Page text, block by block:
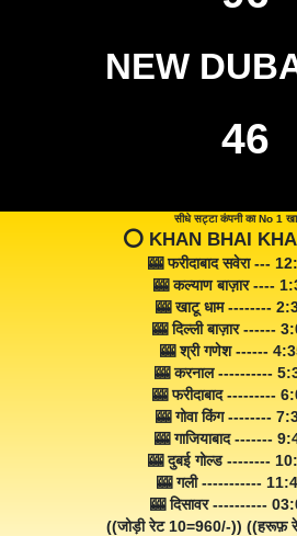
NEW
46
सीधे सट्टा कंपनी का No 1
⭕️ KHAN BHAI
🎰 फरीदाबाद सवेरा ---
🎰 कल्याण बाज़ार ----
🎰 खाटू धाम --------
🎰 दिल्ली बाज़ार ------
🎰 श्री गणेश ------
🎰 करनाल ----------
🎰 फरीदाबाद ---------
🎰 गोवा किंग --------
🎰 गाजियाबाद -------
🎰 दुबई गोल्ड --------
🎰 गली -----------
🎰 दिसावर ----------
((जोड़ी रेट 10=960/-)) ((हरूफ़